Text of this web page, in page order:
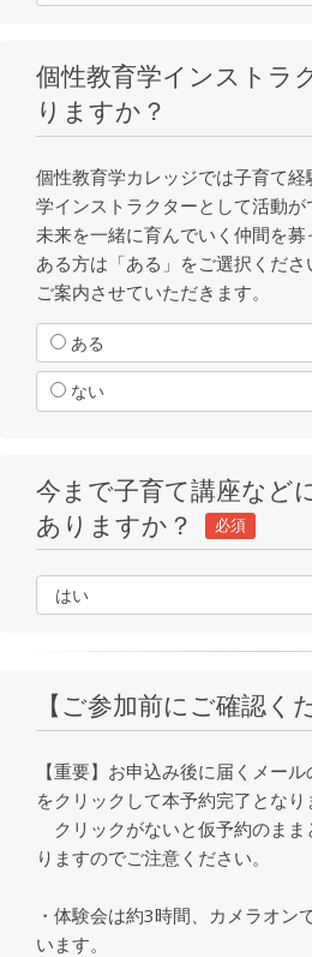
個性教育学インストラ
りますか？
個性教育学カレッジでは子育て
学インストラクターとして活動
未来を一緒に育んでいく仲間を
ある方は「ある」をご選択くだ
ご案内させていただきます。
ある
ない
今まで子育て講座など
ありますか？
必須
【ご参加前にご確認く
【重要】お申込み後に届くメール
をクリックして本予約完了となり
クリックがないと仮予約のまま
りますのでご注意ください。
・体験会は約3時間、カメラオン
います。